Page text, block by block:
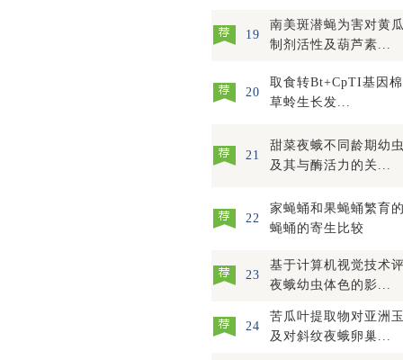
19
南美斑潜蝇为害对黄
制剂活性及葫芦素...
20
取食转Bt+CpTI基因
草蛉生长发...
21
甜菜夜蛾不同龄期幼
及其与酶活力的关...
22
家蝇蛹和果蝇蛹繁育
蝇蛹的寄生比较
23
基于计算机视觉技术
夜蛾幼虫体色的影...
24
苦瓜叶提取物对亚洲
及对斜纹夜蛾卵巢...